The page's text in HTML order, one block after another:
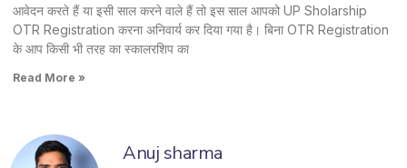
आवेदन करते हैं या इसी साल करने वाले हैं तो इस साल आपको UP Sholarship
OTR Registration करना अनिवार्य कर दिया गया है। बिना OTR Registration
के आप किसी भी तरह का स्कालरशिप का
Read More »
Anuj sharma